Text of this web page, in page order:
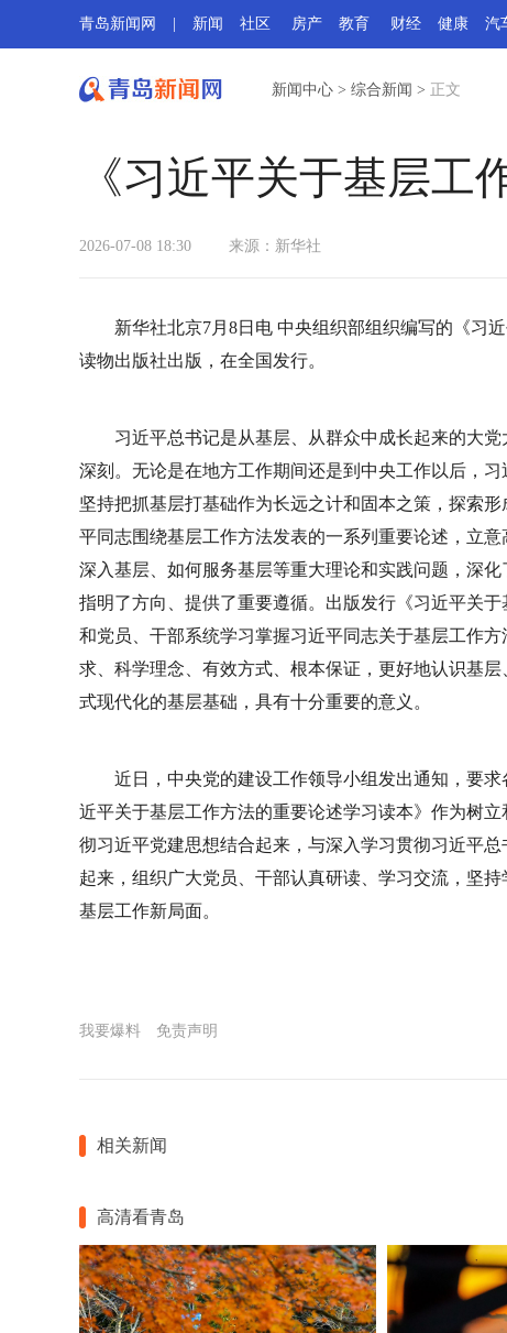
青岛新闻网 新闻 社区 房产 教育 财经 健康 汽
新闻中心 > 综合新闻 > 正文
《习近平关于基层
2026-07-08 18:30 来源：新华社
新华社北京7月8日电 中央组织部组织编写的《习
读物出版社出版，在全国发行。
习近平总书记是从基层、从群众中成长起来的大
深刻。无论是在地方工作期间还是到中央工作以后，
坚持把抓基层打基础作为长远之计和固本之策，探索
平同志围绕基层工作方法发表的一系列重要论述，立
深入基层、如何服务基层等重大理论和实践问题，深
指明了方向、提供了重要遵循。出版发行《习近平关
和党员、干部系统学习掌握习近平同志关于基层工作
求、科学理念、有效方式、根本保证，更好地认识基
式现代化的基层基础，具有十分重要的意义。
近日，中央党的建设工作领导小组发出通知，要
近平关于基层工作方法的重要论述学习读本》作为树
彻习近平党建思想结合起来，与深入学习贯彻习近平
起来，组织广大党员、干部认真研读、学习交流，坚
基层工作新局面。
我要爆料 免责声明
相关新闻
高清看青岛